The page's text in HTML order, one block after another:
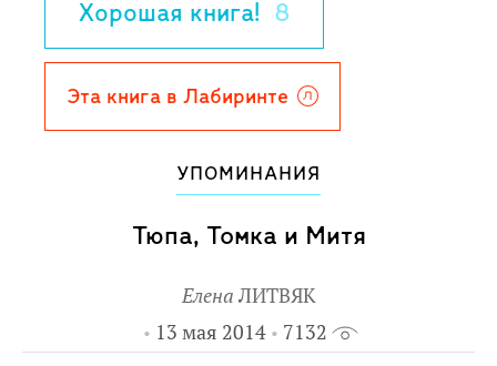
Хорошая книга! 8
Эта книга в Лабиринте
УПОМИНАНИЯ
Тюпа, Томка и Митя
Елена ЛИТВЯК
13 мая 2014
7132